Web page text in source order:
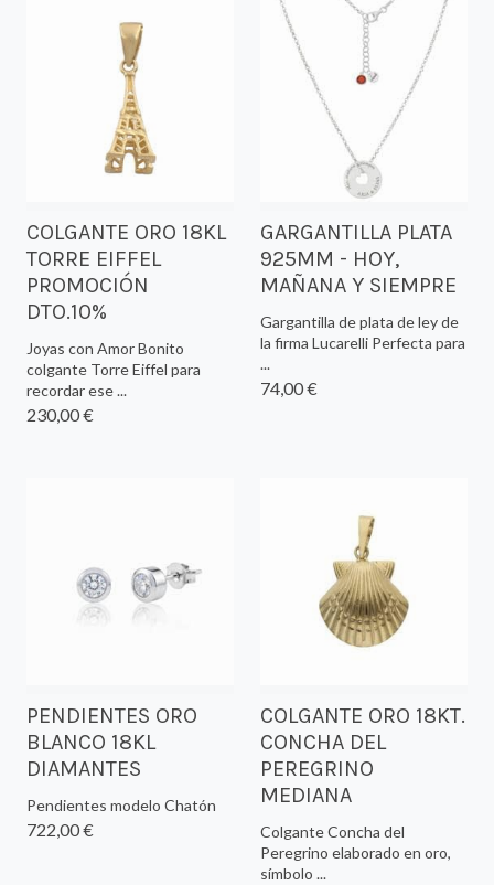
COLGANTE ORO 18KL
TORRE EIFFEL
PROMOCIÓN
DTO.10%
Joyas con Amor Bonito
colgante Torre Eiffel para
recordar ese ...
230,00 €
GARGANTILLA PLATA
925MM - HOY,
MAÑANA Y SIEMPRE
Gargantilla de plata de ley de
la firma Lucarelli Perfecta para
...
74,00 €
PENDIENTES ORO
BLANCO 18KL
DIAMANTES
Pendientes modelo Chatón
722,00 €
COLGANTE ORO 18KT.
CONCHA DEL
PEREGRINO
MEDIANA
Colgante Concha del
Peregrino elaborado en oro,
símbolo ...